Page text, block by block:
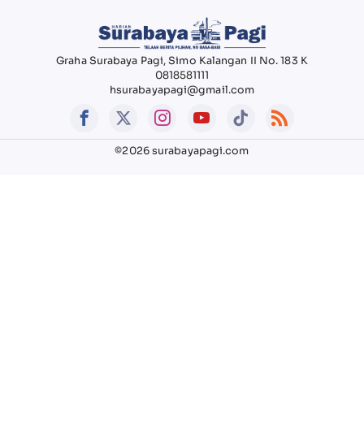
Graha Surabaya Pagi, Simo Kalangan II No. 183 K
0818581111
hsurabayapagi@gmail.com
©2026 surabayapagi.com